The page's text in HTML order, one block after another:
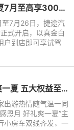
捷途百城店庆火热开启 ​盛夏7月至高享30000元置换补贴
7月26日，捷途汽
式开启，以真金白
户到店即可享试驾
核心权益，叠加各
捷途汽车店庆感恩月好礼爽一夏​ 五大权益至高补贴30000元
出游热情随气温一同
恩月 好礼爽一夏”主
小房车双线齐发，一